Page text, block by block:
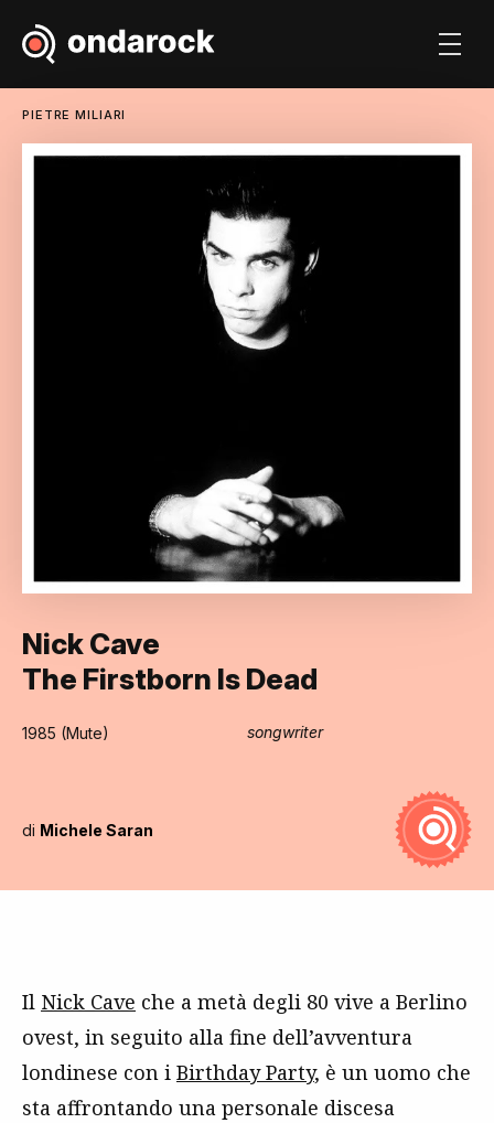
PIETRE MILIARI
Nick Cave
The Firstborn Is Dead
1985 (Mute) songwriter
di Michele Saran
Il Nick Cave che a metà degli 80 vive a Berlino
ovest, in seguito alla fine dell’avventura
londinese con i Birthday Party, è un uomo che
sta affrontando una personale discesa